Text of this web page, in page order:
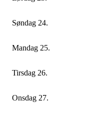
Søndag 24.
Mandag 25.
Tirsdag 26.
Onsdag 27.